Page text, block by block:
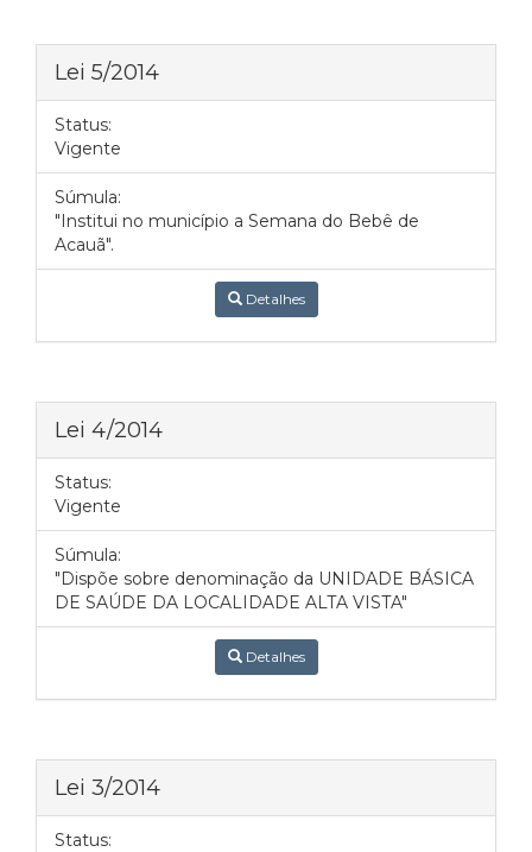
Lei 5/2014
Status:
Vigente
Súmula:
"Institui no município a Semana do Bebê de
Acauã".
Detalhes
Lei 4/2014
Status:
Vigente
Súmula:
"Dispõe sobre denominação da UNIDADE BÁSICA
DE SAÚDE DA LOCALIDADE ALTA VISTA"
Detalhes
Lei 3/2014
Status: